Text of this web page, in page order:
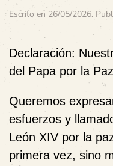
Escrito en 26/05/2026.
Declaración:
del Papa por la
Queremos
esfuerzos y
León XIV por la
primera vez, sino